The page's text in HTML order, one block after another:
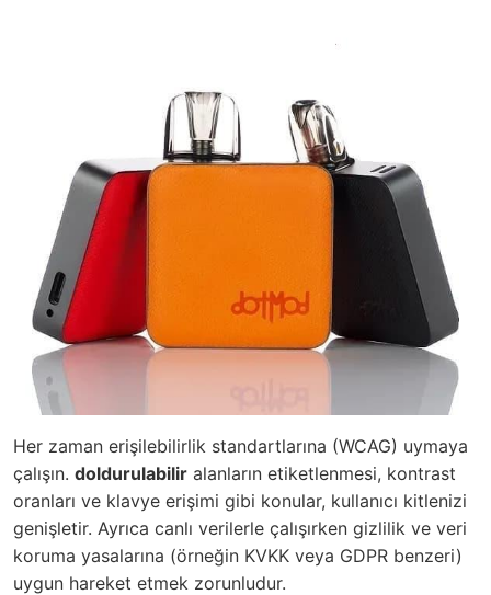
Her zaman erişilebilirlik standartlarına (WCAG) uymaya
çalışın. doldurulabilir alanların etiketlenmesi, kontrast
oranları ve klavye erişimi gibi konular, kullanıcı kitlenizi
genişletir. Ayrıca canlı verilerle çalışırken gizlilik ve veri
koruma yasalarına (örneğin KVKK veya GDPR benzeri)
uygun hareket etmek zorunludur.